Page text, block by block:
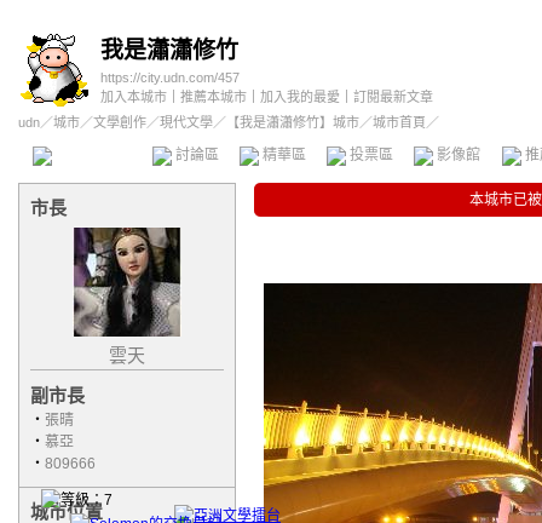
我是瀟瀟修竹
https://city.udn.com/457
加入本城市
推薦本城市 加入我的最愛
訂閱最新文章
udn／城市／文學創作／現代文學／ 【我是瀟瀟修竹】城市／城市首頁／
討論區 精華區 投票區 影像館
市長
雲天
副市長
‧ 張晴
‧ 慕亞
‧ 809666
城市位置
本城市已